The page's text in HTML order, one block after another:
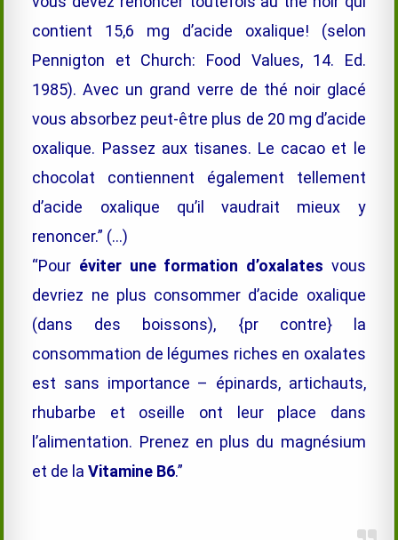
contient 15,6 mg d’acide oxalique! (selon
Pennigton et Church: Food Values, 14. Ed.
1985). Avec un grand verre de thé noir glacé
vous absorbez peut-être plus de 20 mg d’acide
oxalique. Passez aux tisanes. Le cacao et le
chocolat contiennent également tellement
d’acide oxalique qu’il vaudrait mieux y
renoncer.” (…)
“Pour éviter une formation d’oxalates vous
devriez ne plus consommer d’acide oxalique
(dans des boissons), {pr contre} la
consommation de légumes riches en oxalates
est sans importance – épinards, artichauts,
rhubarbe et oseille ont leur place dans
l’alimentation. Prenez en plus du magnésium
et de laVitamine B6.”